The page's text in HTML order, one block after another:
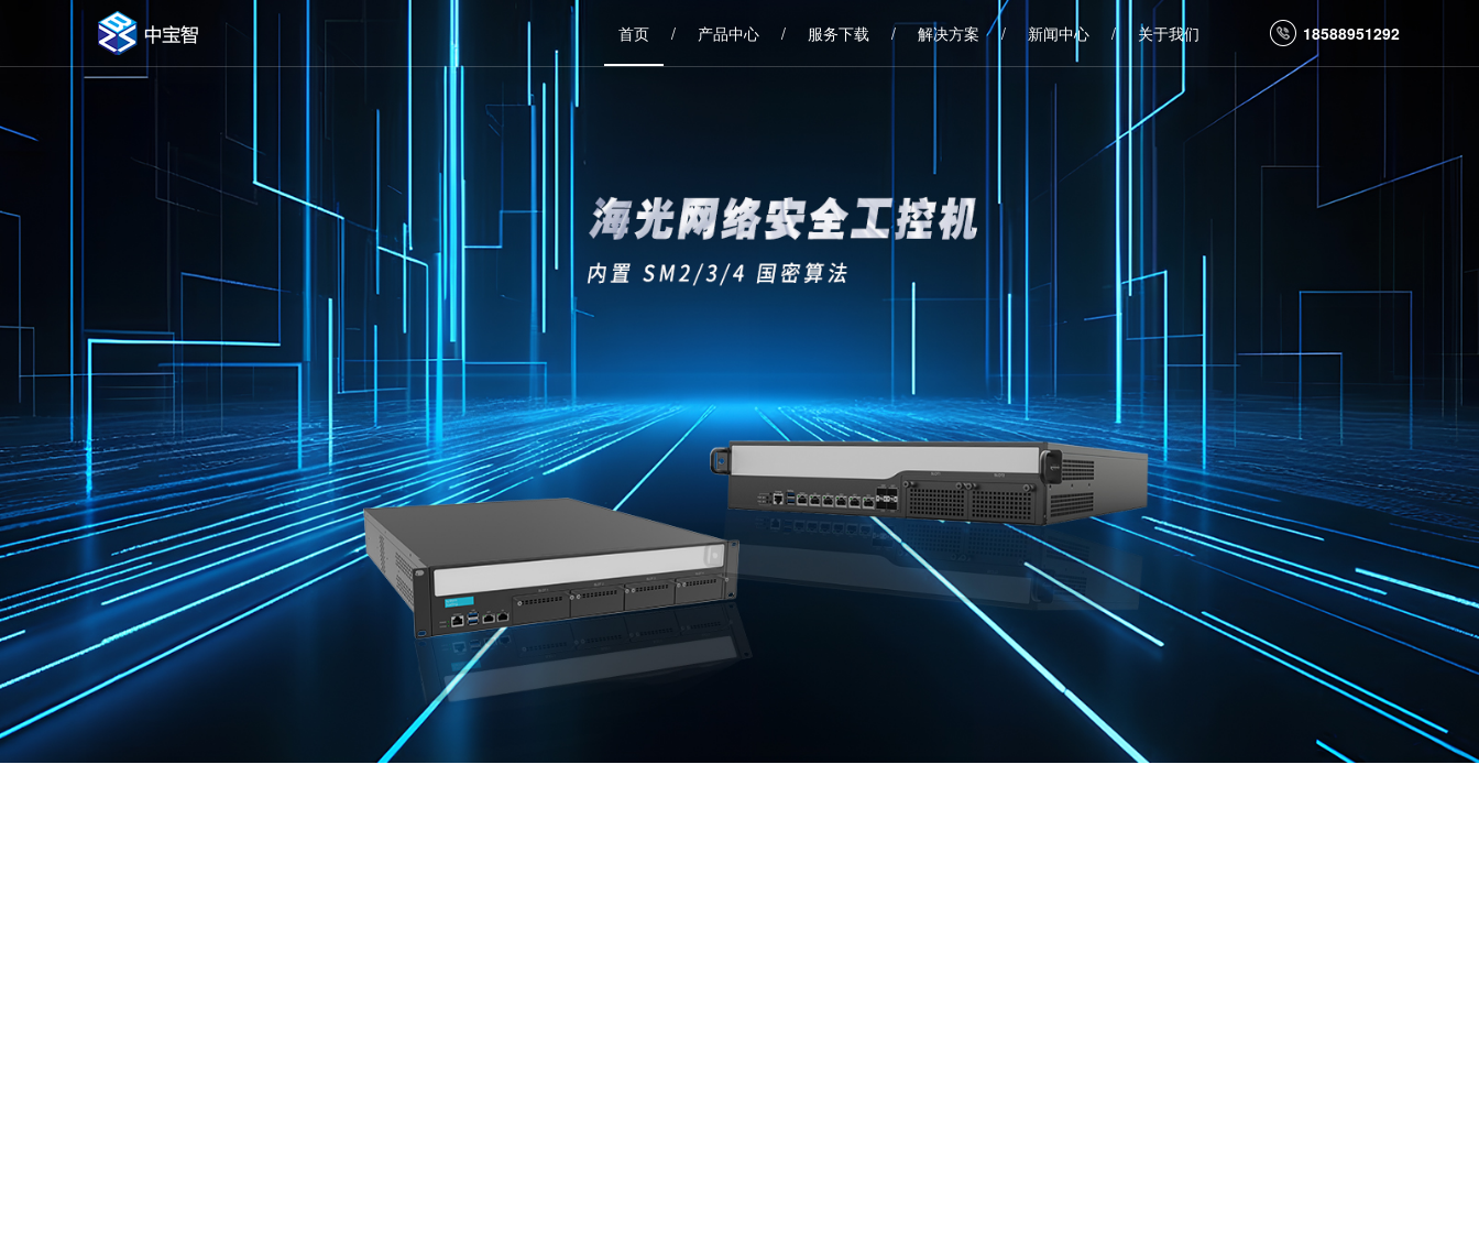
18588951292
首页 / 产品中心 / 服务下载 / 解决方案 / 新闻中心 / 关于我们